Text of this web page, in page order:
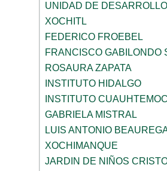
UNIDAD DE
XOCHITL
FEDERICO FROEBEL
FRANCISCO GABILONDO
ROSAURA ZAPATA
INSTITUTO HIDALGO
INSTITUTO CUAUHTEMOC
GABRIELA MISTRAL
LUIS ANTONIO
XOCHIMANQUE
JARDIN DE NIÑOS